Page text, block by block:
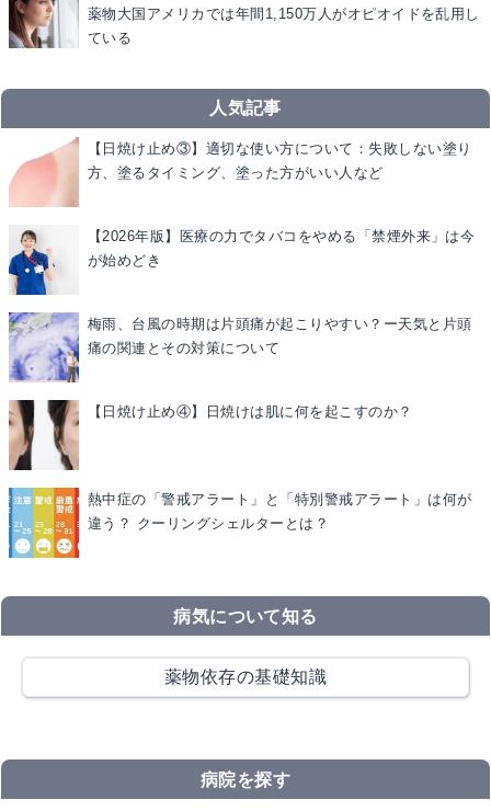
薬物大国アメリカでは年間1,150万人がオピオイドを乱用し
ている
人気記事
【日焼け止め③】適切な使い方について：失敗しない塗り
方、塗るタイミング、塗った方がいい人など
【2026年版】医療の力でタバコをやめる「禁煙外来」は今
が始めどき
梅雨、台風の時期は片頭痛が起こりやすい？ー天気と片頭
痛の関連とその対策について
【日焼け止め④】日焼けは肌に何を起こすのか？
熱中症の「警戒アラート」と「特別警戒アラート」は何が
違う？ クーリングシェルターとは？
病気について知る
薬物依存の基礎知識
病院を探す